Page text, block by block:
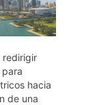
redirigir
hacia
de una